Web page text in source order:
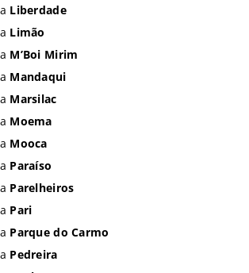
Liberdade
Limão
M’Boi Mirim
Mandaqui
Marsilac
Moema
Mooca
Paraíso
Parelheiros
Pari
Parque do Carmo
Pedreira